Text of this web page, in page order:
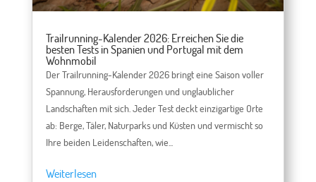
Trailrunning-Kalender 2026: Erreichen Sie die
besten Tests in Spanien und Portugal mit dem
Wohnmobil
Der Trailrunning-Kalender 2026 bringt eine Saison voller
Spannung, Herausforderungen und unglaublicher
Landschaften mit sich. Jeder Test deckt einzigartige Orte
ab: Berge, Täler, Naturparks und Küsten und vermischt so
Ihre beiden Leidenschaften, wie...
Weiterlesen